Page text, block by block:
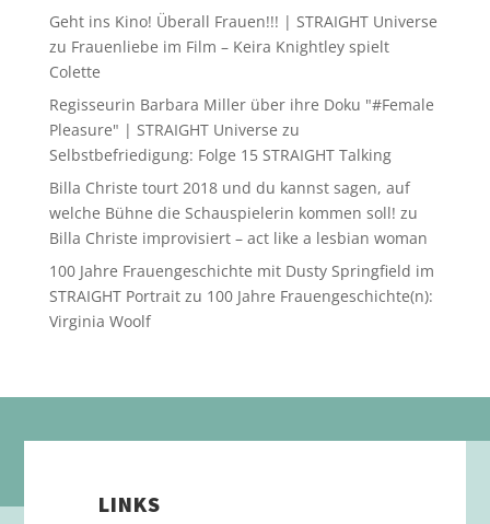
Geht ins Kino! Überall Frauen!!! | STRAIGHT Universe
zu Frauenliebe im Film – Keira Knightley spielt
Colette
Regisseurin Barbara Miller über ihre Doku "#Female
Pleasure" | STRAIGHT Universe zu
Selbstbefriedigung: Folge 15 STRAIGHT Talking
Billa Christe tourt 2018 und du kannst sagen, auf
welche Bühne die Schauspielerin kommen soll! zu
Billa Christe improvisiert – act like a lesbian woman
100 Jahre Frauengeschichte mit Dusty Springfield im
STRAIGHT Portraitzu 100 Jahre Frauengeschichte(n):
Virginia Woolf
LINKS